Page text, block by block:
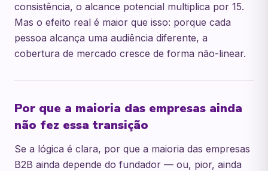
consistência, o alcance potencial multiplica por 15.
Mas o efeito real é maior que isso: porque cada
pessoa alcança uma audiência diferente, a
cobertura de mercado cresce de forma não-linear.
Por que a maioria das empresas ainda
não fez essa transição
Se a lógica é clara, por que a maioria das empresas
B2B ainda depende do fundador — ou, pior, ainda